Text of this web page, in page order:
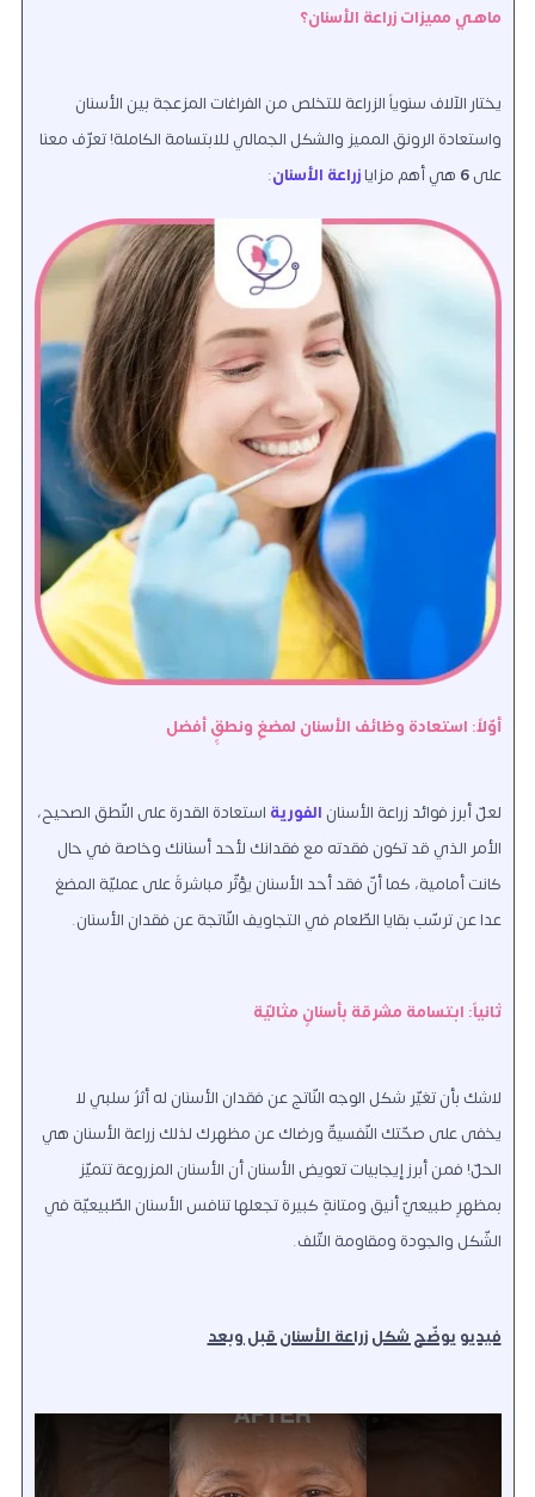
ماهي مميزات زراعة الأسنان؟
يختار الآلاف سنوياً الزراعة للتخلص من الفراغات المزعجة بين الأسنان
واستعادة الرونق المميز والشكل الجمالي للابتسامة الكاملة! تعرّف معنا
على6 هي أهم مزايازراعة الأسنان:
أوّلاً: استعادة وظائف الأسنان لمضغٍ ونطقٍِ أفضل
لعلّ أبرز فوائد زراعة الأسنان الفورية استعادة القدرة على النّطق الصحيح،
الأمر الذي قد تكون فقدته مع فقدانك لأحد أسنانك وخاصة في حال
كانت أمامية، كما أنّ فقد أحد الأسنان يؤثّر مباشرةً على عمليّة المضغ
عدا عن ترسّب بقايا الطّعام في التجاويف النّاتجة عن فقدان الأسنان.
ثانياً: ابتسامة مشرقة بأسنانٍ مثاليّة
لاشك بأن تغيّر شكل الوجه النّاتج عن فقدان الأسنان له أثرٌ سلبيٌّ لا
يخفى على صحّتك النّفسيةّ ورضاك عن مظهرك لذلك زراعة الأسنان هي
الحلّ! فمن أبرز إيجابيات تعويض الأسنان أن الأسنان المزروعة تتميّز
بمظهرٍ طبيعيّ أنيق ومتانةٍ كبيرة تجعلها تنافس الأسنان الطّبيعيّة في
الشّكل والجودة ومقاومة التّلف.
فيديو يوضّح شكل زراعة الأسنان قبل وبعد